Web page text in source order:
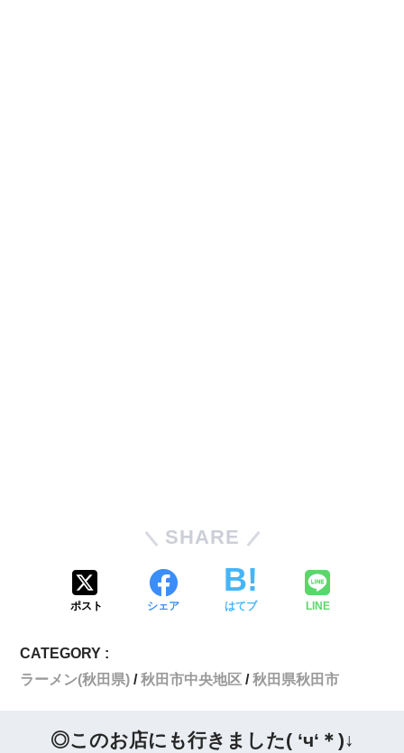
SHARE
ポスト シェア はてブ LINE
CATEGORY :
ラーメン(秋田県)
秋田市中央地区 秋田県秋田市
◎このお店にも行きました( ‘ч‘＊)↓